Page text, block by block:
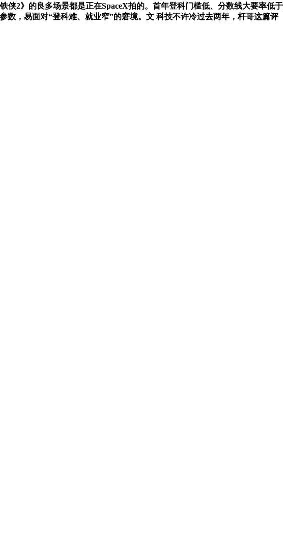
2》的良多场景都是正在SpaceX拍的。首年登科门槛低、分数线大要率低于
数，易面对“登科难、就业窄”的窘境。文 科技不许冷过去两年，杆哥这篇评